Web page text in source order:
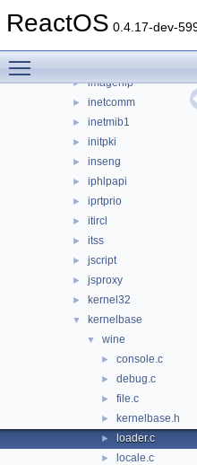
ReactOS 0.4.17-dev-
► iernonce
► imagehlp
► inetcomm
► inetmib1
► initpki
► inseng
► iphlpapi
► iprtprio
► itircl
► itss
► jscript
► jsproxy
► kernel32
▼ kernelbase
▼ wine
► console.c
► debug.c
► file.c
► kernelbase.h
► loader.c
► locale.c